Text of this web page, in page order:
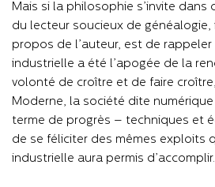
Mais si la philosophie s’invite dans
du lecteur soucieux de généalogie,
propos de l’auteur, est de
industrielle a été l’apogée de la
volonté de croître et de faire croître,
Moderne, la société dite
terme de progrès – techniques et
de se féliciter des mêmes exploits
industrielle aura permis d’accomplir.